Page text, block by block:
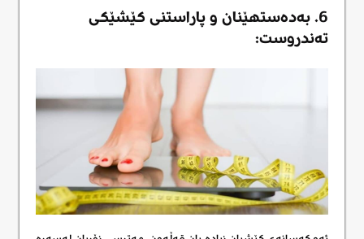
6. بەدەستهێنان و پاراستنی کێشێکی
تەندروست: